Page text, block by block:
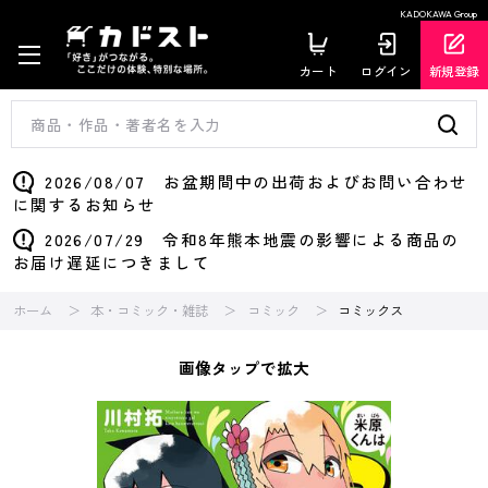
KADOKAWA Group
カート ログイン 新規登録
2026/08/07 お盆期間中の出荷およびお問い合わせ
に関するお知らせ
2026/07/29 令和8年熊本地震の影響による商品の
お届け遅延につきまして
ホーム 本・コミック・雑誌 コミック コミックス
画像タップで拡大